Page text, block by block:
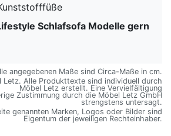
Schlafsofa Modelle gern
angegebenen Maße sind Circa-Maße in cm.
Alle Produkttexte sind individuell durch
Möbel Letz erstellt. Eine Vervielfältigung
Zustimmung durch die Möbel Letz GmbH
strengstens untersagt.
genannten Marken, Logos oder Bilder sind
Eigentum der jeweiligen Rechteinhaber.